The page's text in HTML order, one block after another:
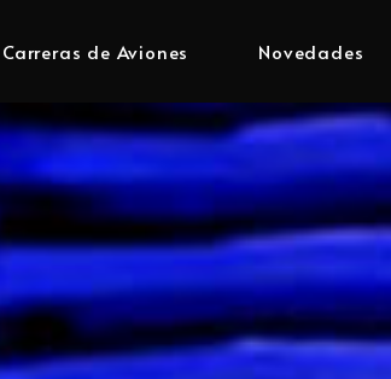
Carreras de Aviones Novedades